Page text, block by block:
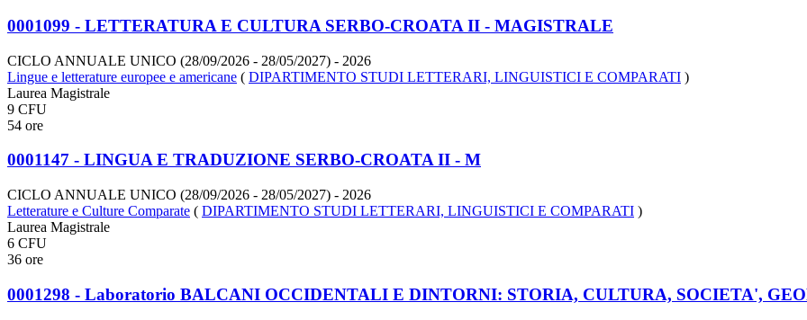
0001099 - LETTERATURA E CULTURA SERBO-CROATA II - MAGISTRALE
CICLO ANNUALE UNICO (28/09/2026 - 28/05/2027) - 2026
Lingue e letterature europee e americane ( DIPARTIMENTO STUDI LETTERARI, LINGUISTICI E COMPARATI )
Laurea Magistrale
9 CFU
54 ore
0001147 - LINGUA E TRADUZIONE SERBO-CROATA II - M
CICLO ANNUALE UNICO (28/09/2026 - 28/05/2027) - 2026
Letterature e Culture Comparate ( DIPARTIMENTO STUDI LETTERARI, LINGUISTICI E COMPARATI )
Laurea Magistrale
6 CFU
36 ore
0001298 - Laboratorio BALCANI OCCIDENTALI E DINTORNI: STORIA, CULTURA, SOCIETA',